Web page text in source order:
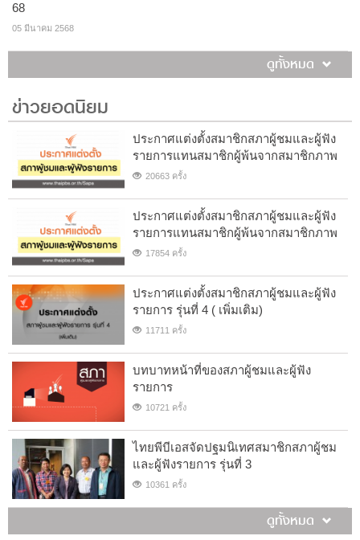
68
05 มีนาคม 2568
ดูทั้งหมด
ข่าวยอดนิยม
ประกาศแต่งตั้งสมาชิกสภาผู้ชมและผู้ฟัง
รายการแทนสมาชิกผู้พ้นจากสมาชิกภาพ
20663 ครั้ง
ประกาศแต่งตั้งสมาชิกสภาผู้ชมและผู้ฟัง
รายการแทนสมาชิกผู้พ้นจากสมาชิกภาพ
17854 ครั้ง
ประกาศแต่งตั้งสมาชิกสภาผู้ชมและผู้ฟัง
รายการ รุ่นที่ 4 ( เพิ่มเติม)
11711 ครั้ง
บทบาทหน้าที่ของสภาผู้ชมและผู้ฟัง
รายการ
10721 ครั้ง
ไทยพีบีเอสจัดปฐมนิเทศสมาชิกสภาผู้ชม
และผู้ฟังรายการ รุ่นที่ 3
10361 ครั้ง
ดูทั้งหมด